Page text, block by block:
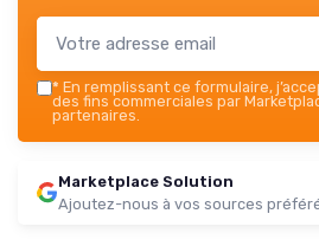
* En remplissant ce formulaire,
des fins commerciales par
partenaires.
Marketplace Solution
Ajoutez-nous à vos sources